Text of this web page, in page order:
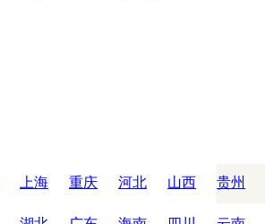
上海 重庆 河北 山西 贵州